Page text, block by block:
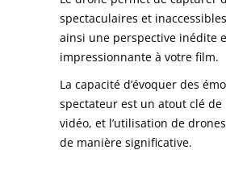
spectaculaires et
ainsi une perspective inédite
impressionnante à votre film.
La capacité d’évoquer des
spectateur est un atout clé
vidéo, et l’utilisation de
de manière significative.